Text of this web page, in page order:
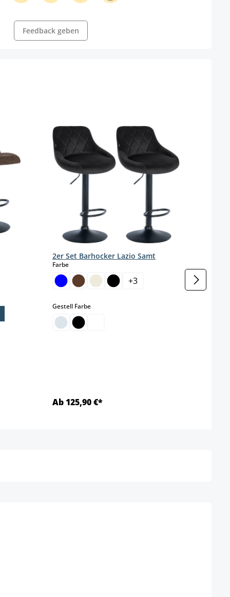
Feedback geben
nicht verfügbar.)
2er Set Barhocker Lazio Samt
Farbeauswählen
+3
Gestell Farbeauswählen
Ab 125,90 €*